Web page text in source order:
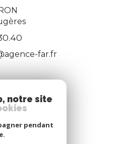
far.fr
notre site
pendant